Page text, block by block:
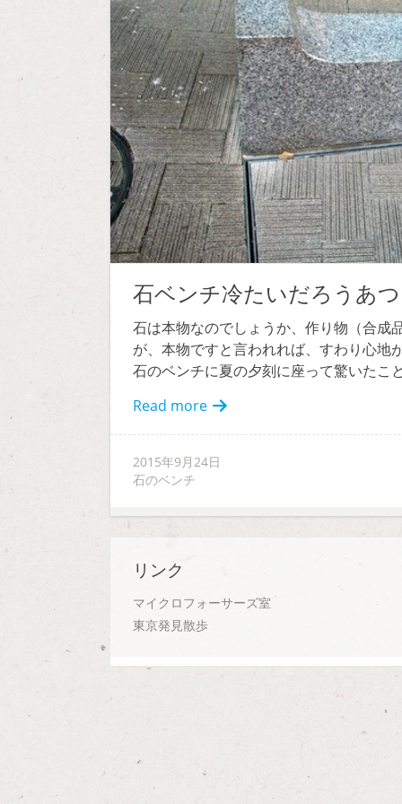
石ベンチ冷たいだろうあ
石は本物なのでしょうか、作り物（合成
が、本物ですと言われれば、すわり心地
石のベンチに夏の夕刻に座って驚いたこ
Read more
2015年9月24日
石のベンチ
リンク
マイクロフォーサーズ室
東京発見散歩